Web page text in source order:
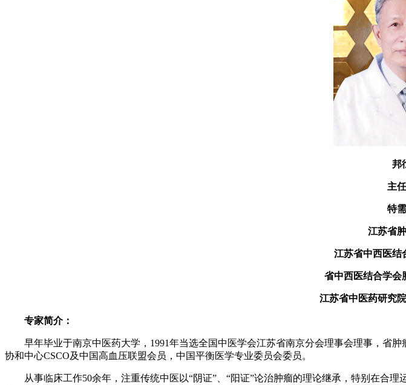
邦
主
特
江苏省
江苏省中西医结
省中西医结合学会
江苏省中医药研究
专家简介：
早年毕业于南京中医药大学，1991年当选全国中医学会江苏省南京分会理事会理事，省
协和中心CSCO及中国高血压联盟会员，中国平衡医学专业委员会委员。
从事临床工作50余年，注重传统中医以“阴证”、“阳证”论治肿瘤的理论继承，特别在合理